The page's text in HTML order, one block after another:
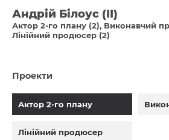
Андрій Білоус (II)
Актор 2-го плану (2) Виконавчий
Лінійний продюсер (2)
Проекти
Актор 2-го плану
Лінійний продюсер